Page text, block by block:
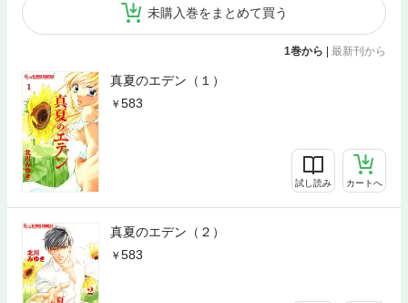
未購入巻をまとめて買う
1巻から 最新刊から
真夏のエデン（１）
583
試し読み カートへ
真夏のエデン（２）
583